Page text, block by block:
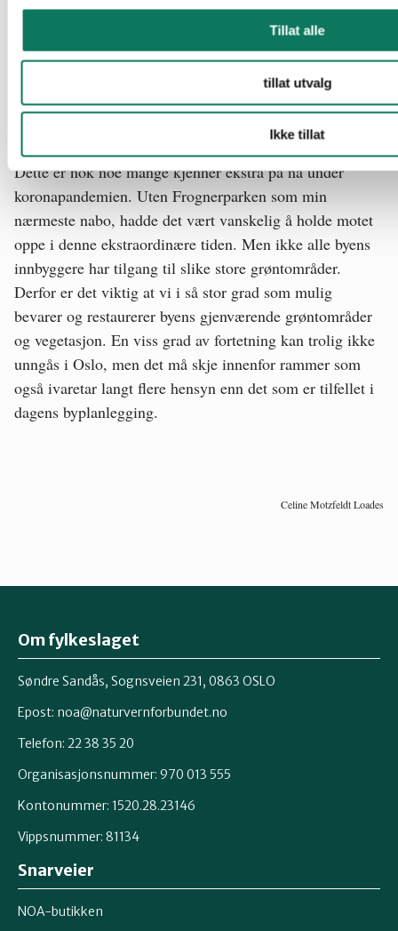
Tillat alle
tillat utvalg
Ikke tillat
friluftslivsaktiviteter enn majoritetsbefolkningen.
Bevaring og økt tilgang til grøntområder i bysentrum er
derfor viktige argumenter for å fremme helse, trivsel og
inkludering. Og for osloborgere som benytter seg aktivt
av naturressursene i nærheten av byen, foregår
Dette er nok noe mange kjenner ekstra på nå under
koronapandemien. Uten Frognerparken som min
nærmeste nabo, hadde det vært vanskelig å holde motet
oppe i denne ekstraordinære tiden. Men ikke alle byens
innbyggere har tilgang til slike store grøntområder.
Derfor er det viktig at vi i så stor grad som mulig
bevarer og restaurerer byens gjenværende grøntområder
og vegetasjon. En viss grad av fortetning kan trolig ikke
unngås i Oslo, men det må skje innenfor rammer som
også ivaretar langt flere hensyn enn det som er tilfellet i
dagens byplanlegging.
Celine Motzfeldt Loades
Om fylkeslaget
Søndre Sandås, Sognsveien 231, 0863 OSLO
Epost: noa@naturvernforbundet.no
Telefon: 22 38 35 20
Organisasjonsnummer: 970 013 555
Kontonummer: 1520.28.23146
Vippsnummer: 81134
Snarveier
NOA-butikken